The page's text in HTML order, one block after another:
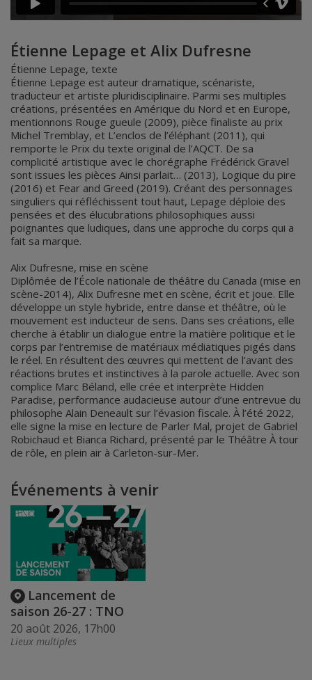
Étienne Lepage et Alix Dufresne
Étienne Lepage, texte
Étienne Lepage est auteur dramatique, scénariste,
traducteur et artiste pluridisciplinaire. Parmi ses multiples
créations, présentées en Amérique du Nord et en Europe,
mentionnons Rouge gueule (2009), pièce finaliste au prix
Michel Tremblay, et L’enclos de l’éléphant (2011), qui
remporte le Prix du texte original de l’AQCT. De sa
complicité artistique avec le chorégraphe Frédérick Gravel
sont issues les pièces Ainsi parlait… (2013), Logique du pire
(2016) et Fear and Greed (2019). Créant des personnages
singuliers qui réfléchissent tout haut, Lepage déploie des
pensées et des élucubrations philosophiques aussi
poignantes que ludiques, dans une approche du corps qui a
fait sa marque.
Alix Dufresne, mise en scène
Diplômée de l’École nationale de théâtre du Canada (mise en
scène-2014), Alix Dufresne met en scène, écrit et joue. Elle
développe un style hybride, entre danse et théâtre, où le
mouvement est inducteur de sens. Dans ses créations, elle
cherche à établir un dialogue entre la matière politique et le
corps par l’entremise de matériaux médiatiques pigés dans
le réel. En résultent des œuvres qui mettent de l’avant des
réactions brutes et instinctives à la parole actuelle. Avec son
complice Marc Béland, elle crée et interprète Hidden
Paradise, performance audacieuse autour d’une entrevue du
philosophe Alain Deneault sur l’évasion fiscale. À l’été 2022,
elle signe la mise en lecture de Parler Mal, projet de Gabriel
Robichaud et Bianca Richard, présenté par le Théâtre À tour
de rôle, en plein air à Carleton-sur-Mer.
Événements à venir
Lancement de
saison 26-27 : TNO
20 août 2026, 17h00
Lieux multiples